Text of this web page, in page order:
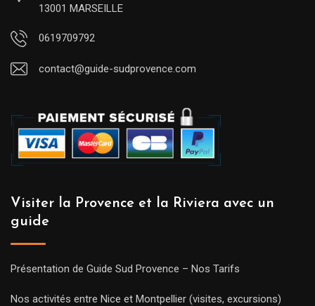
13001 MARSEILLE
0619709792
contact@guide-sudprovence.com
Visiter la Provence et la Riviera avec un
guide
Présentation de Guide Sud Provence – Nos Tarifs
Nos activités entre Nice et Montpellier (visites, excursions)